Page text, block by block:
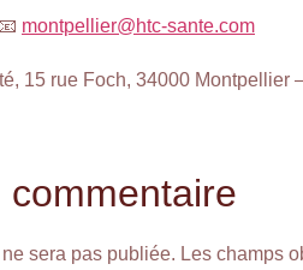
montpellier@htc-sante.com
15 rue Foch, 34000 Montpellier
commentaire
sera pas publiée. Les champs